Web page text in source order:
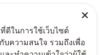
ดีในการใช้เว็บไซต์
ความสนใจ รวมถึงเพื่อ